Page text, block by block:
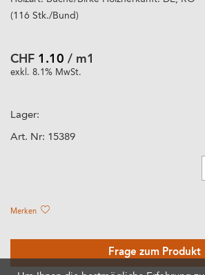
(116 Stk./Bund)
CHF 1.10 / m1
exkl. 8.1% MwSt.
Lager:
Art. Nr: 15389
Merken
Frage zum Produkt